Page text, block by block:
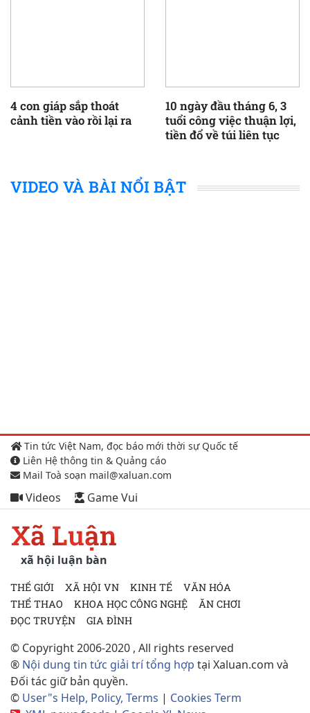
4 con giáp sắp thoát
cảnh tiền vào rồi lại ra
10 ngày đầu tháng 6, 3
tuổi công việc thuận lợi,
tiền đổ về túi liên tục
VIDEO VÀ BÀI NỔI BẬT
Tin tức Việt Nam, đọc báo mới thời sự Quốc tế
Liên Hệ thông tin & Quảng cáo
Mail Toà soạn mail@xaluan.com
Videos Game Vui
Xã Luận
xã hội luận bàn
THẾ GIỚI XÃ HỘI VN KINH TẾ
VĂN HÓA
THỂ THAO
KHOA HỌC CÔNG NGHỆ
ĂN CHƠI
ĐỌC TRUYỆN
GIA ĐÌNH
© Copyright 2006-2020 , All rights reserved
® Nội dung tin tức giải trí tổng hợp tại Xaluan.com và
Đối tác giữ bản quyền.
© User"s Help, Policy, Terms | Cookies Term